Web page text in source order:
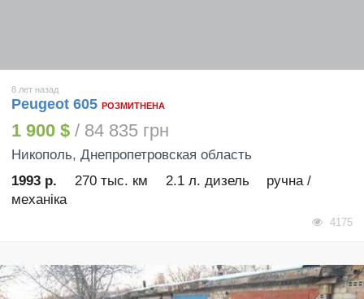
8 лет назад
Peugeot 605 РОЗМИТНЕНА
1 900 $ / 84 835 грн
Никополь, Днепропетровская область
1993 р.
270 тыс. км 2.1 л. дизель
ручна /
механіка
4175